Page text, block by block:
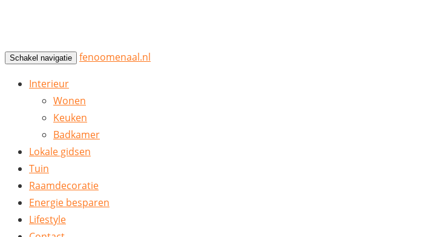
Schakel navigatie
fenoomenaal.nl
Interieur
Wonen
Keuken
Badkamer
Lokale gidsen
Tuin
Raamdecoratie
Energie besparen
Lifestyle